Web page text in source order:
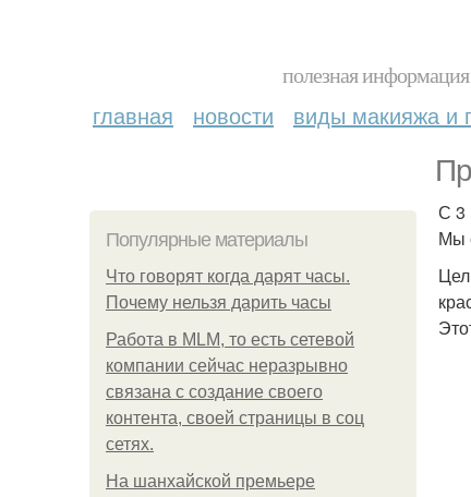
полезная
главная новости виды макияжа и
Популярные материалы
Что говорят когда дарят часы.
Почему нельзя дарить часы
Работа в MLM, то есть сетевой
компании сейчас неразрывно
связана с создание своего
контента, своей страницы в соц
сетях.
На шанхайской премьере
С 3
Мы